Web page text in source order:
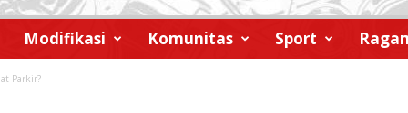
Modifikasi Komunitas Sport
Parkir?